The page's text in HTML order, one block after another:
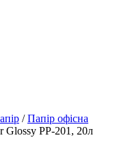
/Папір офісна
Glossy PP-201, 20л